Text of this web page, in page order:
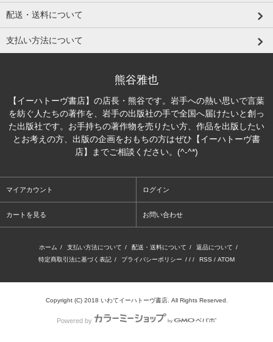
配送・送料について
支払い方法について
熊谷雅也
【イーハトーヴ書店】の店長・熊谷です。岩手への熱い思いで言葉
を紡ぐ人たちの著作を、岩手の出版社の手で全国へ届けたいと創っ
た出版社です。お手持ちの著作物を売りたい方、作品を出版したい
とお考えの方、出版の企画をおもちの方はぜひ【イーハトーヴ書
店】までご相談ください。(^-^*)
マイアカウント ログイン
カートを見る お問い合わせ
ホーム / 支払い方法について / 配送・送料について / 返品について /
特定商取引法に基づく表記 / プライバシーポリシー / / / RSS / ATOM
Copyright (C) 2018 いわてイーハトーヴ書店. All Rights Reserved.
Powered by